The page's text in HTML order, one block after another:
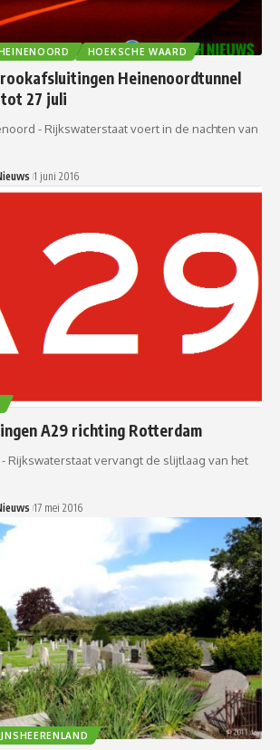
HEINENOORD HOEKSCHE WAARD
Heinenoordtunnel
tot 27 juli
- Rijkswaterstaat voert in de nachten van
1 juni 2016
A29 richting Rotterdam
- Rijkswaterstaat vervangt de slijtlaag van het
17 mei 2016